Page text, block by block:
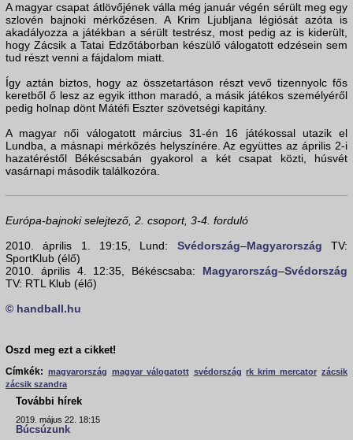
A magyar csapat átlövőjének válla még január végén sérült meg egy
szlovén bajnoki mérkőzésen. A Krim Ljubljana légiósát azóta is
akadályozza a játékban a sérült testrész, most pedig az is kiderült,
hogy Zácsik a Tatai Edzőtáborban készülő válogatott edzésein sem
tud részt venni a fájdalom miatt.
Így aztán biztos, hogy az összetartáson részt vevő tizennyolc fős
keretből ő lesz az egyik itthon maradó, a másik játékos személyéről
pedig holnap dönt Mátéfi Eszter szövetségi kapitány.
A magyar női válogatott március 31-én 16 játékossal utazik el
Lundba, a másnapi mérkőzés helyszínére. Az együttes az április 2-i
hazatéréstől Békéscsabán gyakorol a két csapat közti, húsvét
vasárnapi második találkozóra.
Európa-bajnoki selejtező, 2. csoport, 3-4. forduló
2010. április 1. 19:15, Lund: Svédország–Magyarország TV:
SportKlub (élő)
2010. április 4. 12:35, Békéscsaba: Magyarország–Svédország
TV: RTL Klub (élő)
© handball.hu
Oszd meg ezt a cikket!
Címkék: magyarország magyar válogatott svédország rk krim mercator zácsik
zácsik szandra
További hírek
2019. május 22. 18:15
Búcsúzunk